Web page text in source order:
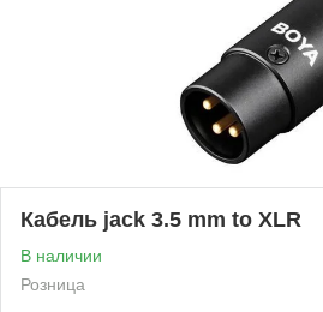
Кабель jack 3.5 mm to XLR
В наличии
Розница